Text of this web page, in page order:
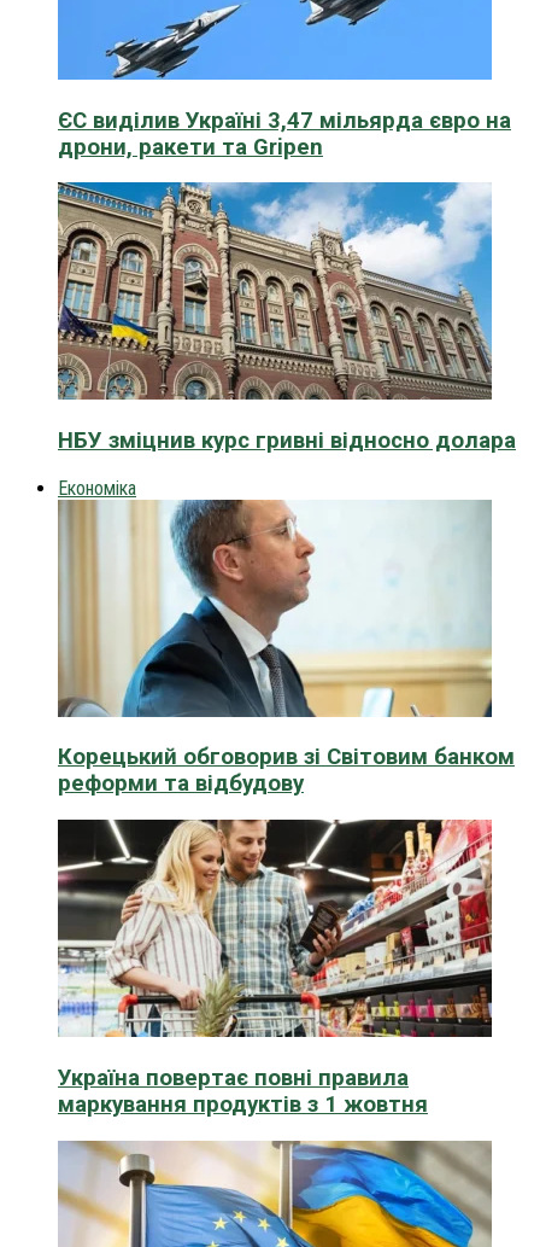
ЄС виділив Україні 3,47 мільярда євро на
дрони, ракети та Gripen
НБУ зміцнив курс гривні відносно долара
Економіка
Корецький обговорив зі Світовим банком
реформи та відбудову
Україна повертає повні правила
маркування продуктів з 1 жовтня